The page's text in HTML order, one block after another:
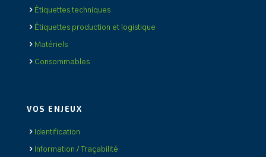
Étiquettes techniques
Étiquettes production et logistique
Matériels
Consommables
VOS ENJEUX
Identification
Information / Traçabilité